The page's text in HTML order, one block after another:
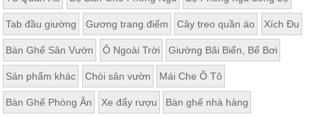
Tab đầu giường Gương trang điểm Cây treo quần áo Xích Đu
Bàn Ghế Sân Vườn Ô Ngoài Trời Giường Bãi Biển, Bể Bơi
Sản phẩm khác Chòi sân vườn Mái Che Ô Tô
Bàn Ghế Phòng Ăn Xe đẩy rượu Bàn ghế nhà hàng